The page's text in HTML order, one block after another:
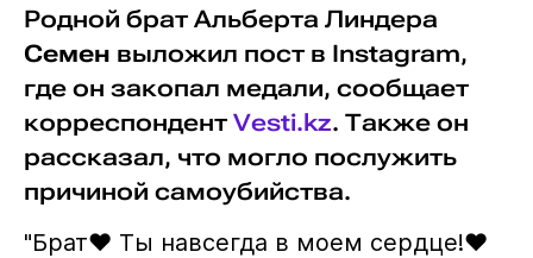
Родной брат Альберта Линдера
Семен выложил пост в Instagram,
где он закопал медали, сообщает
корреспондент Vesti.kz. Также он
рассказал, что могло послужить
причиной самоубийства.
"Брат❤️ Ты навсегда в моем сердце!❤️